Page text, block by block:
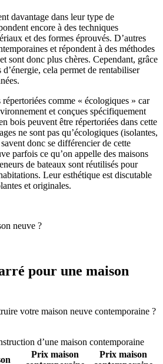
davantage dans leur type de
encore à des techniques
et des formes éprouvés. D’autres
et répondent à des méthodes
sont donc plus chères. Cependant, grâce
cela permet de rentabiliser
comme « écologiques » car
et conçues spécifiquement
bois peuvent être répertoriées dans cette
ne sont pas qu’écologiques (isolantes,
donc se différencier de cette
parfois ce qu’on appelle des maisons
de bateaux sont réutilisés pour
Leur esthétique est discutable
et originales.
neuve ?
pour une maison
votre maison neuve contemporaine ?
d’une maison contemporaine
Prix maison
Prix maison